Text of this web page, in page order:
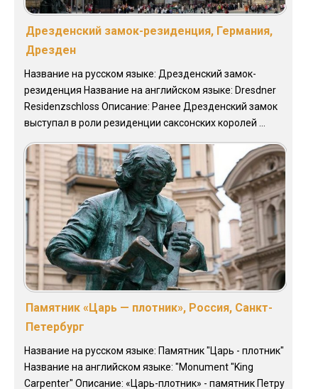
Дрезденский замок-резиденция, Германия,
Дрезден
Название на русском языке: Дрезденский замок-
резиденция Название на английском языке: Dresdner
Residenzschloss Описание: Ранее Дрезденский замок
выступал в роли резиденции саксонских королей ...
Памятник «Царь — плотник», Россия, Санкт-
Петербург
Название на русском языке: Памятник "Царь - плотник"
Название на английском языке: "Monument "King
Carpenter" Описание: «Царь-плотник» - памятник Петру